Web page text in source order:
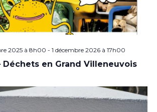
2025 à 8h00 - 1 décembre 2026 à 17h00
Déchets en Grand Villeneuvois